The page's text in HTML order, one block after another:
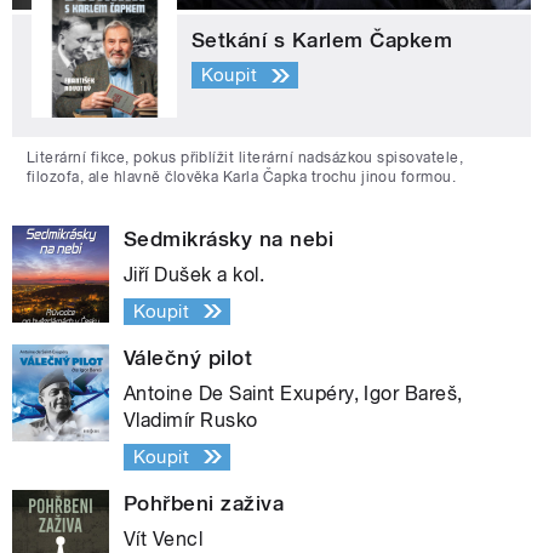
Setkání s Karlem Čapkem
Koupit
Literární fikce, pokus přiblížit literární nadsázkou spisovatele,
filozofa, ale hlavně člověka Karla Čapka trochu jinou formou.
Sedmikrásky na nebi
Jiří Dušek a kol.
Koupit
Válečný pilot
Antoine De Saint Exupéry, Igor Bareš,
Vladimír Rusko
Koupit
Pohřbeni zaživa
Vít Vencl